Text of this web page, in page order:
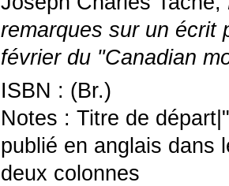
remarques sur un écrit
février du "Canadian
ISBN : (Br.)
Notes : Titre de
publié en anglais dans
deux colonnes